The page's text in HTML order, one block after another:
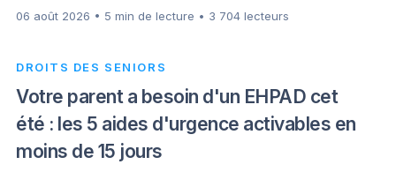
06 août 2026 • 5 min de lecture • 3 704 lecteurs
DROITS DES SENIORS
Votre parent a besoin d'un EHPAD cet
été : les 5 aides d'urgence activables en
moins de 15 jours